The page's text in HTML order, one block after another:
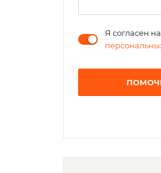
Я согласен